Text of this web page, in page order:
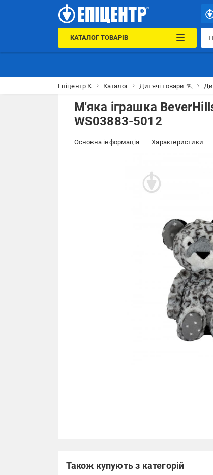
КАТАЛОГ ТОВАРІВ
Епіцентр К Каталог Дитячі товари 🏃
М'яка іграшка
WS03883-5012
Основна інформація Характеристики
Також купують з категорій